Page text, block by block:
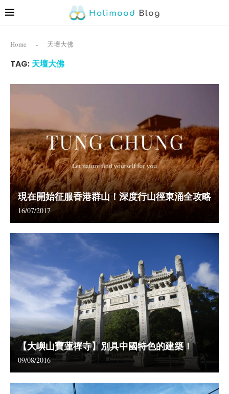
Home - 天壇大佛
TAG:天壇大佛
現在開始征服香港群山！深度行山徑東涌全攻略
16/07/2017
【大嶼山寶蓮禪寺】別具中國特色的建築！
09/08/2016